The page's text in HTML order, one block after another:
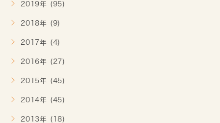
2019年 (95)
2018年 (9)
2017年 (4)
2016年 (27)
2015年 (45)
2014年 (45)
2013年 (18)